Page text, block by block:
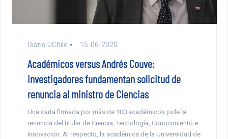
Diario UChile 15-06-2020
Académicos versus Andrés Couve:
investigadores fundamentan solicitud de
renuncia al ministro de Ciencias
Una carta firmada por más de 100 académicos pide la
renuncia del titular de Ciencia, Tecnología, Conocimiento e
Innovación. Al respecto, la académica de la Universidad de